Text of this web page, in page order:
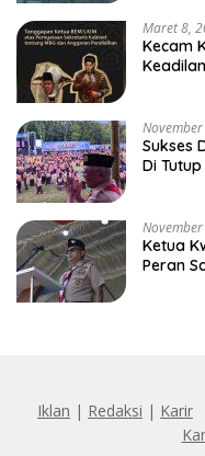
Maret 8,
Kecam
Sukses
Di Tutup
Ketua
Peran
Iklan | Redaksi | Karir